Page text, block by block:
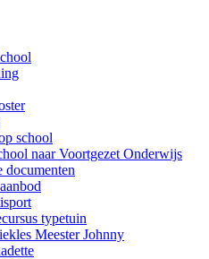
school
naar Voortgezet Onderwijs
documenten
typetuin
Meester Johnny